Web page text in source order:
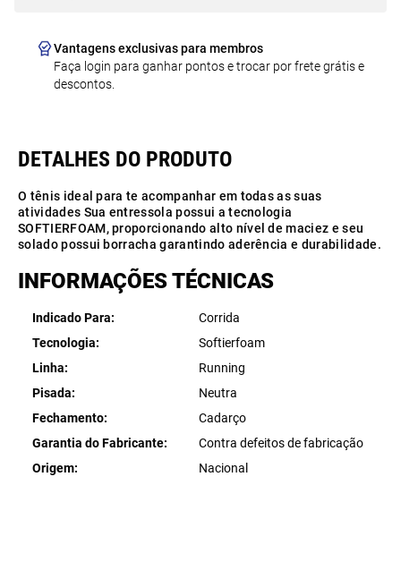
Vantagens exclusivas para membros
Faça login para ganhar pontos e trocar por frete grátis e
descontos.
O tênis ideal para te acompanhar em todas as suas
atividades Sua entressola possui a tecnologia
SOFTIERFOAM, proporcionando alto nível de maciez e seu
solado possui borracha garantindo aderência e durabilidade.
INFORMAÇÕES TÉCNICAS
Indicado Para
Corrida
Tecnologia
Softierfoam
Linha
Running
Pisada
Neutra
Fechamento
Cadarço
Garantia do Fabricante
Contra defeitos de fabricação
Origem
Nacional